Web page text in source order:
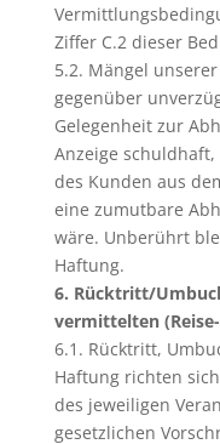
Ziffer C.2 dieser
5.2. Mängel
gegenüber
Gelegenheit zur
Anzeige
des Kunden aus
eine zumutbare
wäre. Unberührt
Haftung.
6. Rücktritt/
vermittelten
6.1. Rücktritt,
Haftung richten
des jeweiligen
gesetzlichen